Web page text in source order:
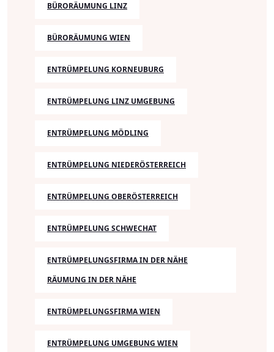
BÜRORÄUMUNG LINZ
BÜRORÄUMUNG WIEN
ENTRÜMPELUNG KORNEUBURG
ENTRÜMPELUNG LINZ UMGEBUNG
ENTRÜMPELUNG MÖDLING
ENTRÜMPELUNG NIEDERÖSTERREICH
ENTRÜMPELUNG OBERÖSTERREICH
ENTRÜMPELUNG SCHWECHAT
ENTRÜMPELUNGSFIRMA IN DER NÄHE
RÄUMUNG IN DER NÄHE
ENTRÜMPELUNGSFIRMA WIEN
ENTRÜMPELUNG UMGEBUNG WIEN